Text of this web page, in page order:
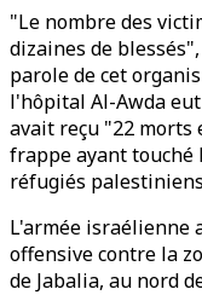
"Le nombre des
dizaines de
parole de cet
l'hôpital Al-Awda
avait reçu "22 morts
frappe ayant touché
réfugiés
L'armée israélienne
offensive contre la
de Jabalia, au nord